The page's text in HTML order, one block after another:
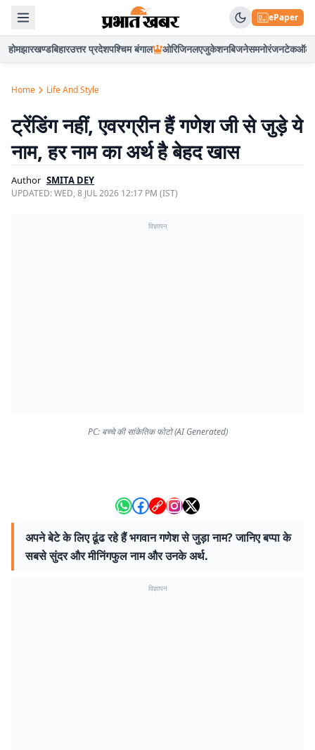
ePaper
होमझारखण्डबिहारउत्तर प्रदेशपश्चिम बंगाल ओरिजिनलएजुकेशनबिजनेसमनोरंजनटेकऑटो
Home Life And Style
ट्रेंडिंग नहीं, एवरग्रीन हैं गणेश जी से जुड़े ये
नाम, हर नाम का अर्थ है बेहद खास
Author SMITA DEY
UPDATED:WED, 8 JUL 2026 12:17 PM (IST)
विज्ञापन
PC: बच्चे की सांकेतिक फोटो (AI Generated)
अपने बेटे के लिए ढूंढ रहे हैं भगवान गणेश से जुड़ा नाम? जानिए बप्पा के
सबसे सुंदर और मीनिंगफुल नाम और उनके अर्थ.
विज्ञापन